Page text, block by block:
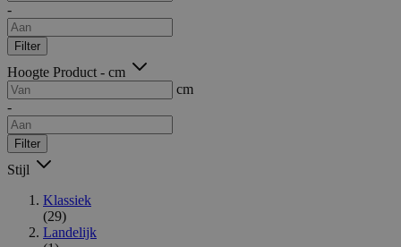
-
Filter
Hoogte Product - cm
cm
-
Filter
Stijl
Klassiek
(29)
Landelijk